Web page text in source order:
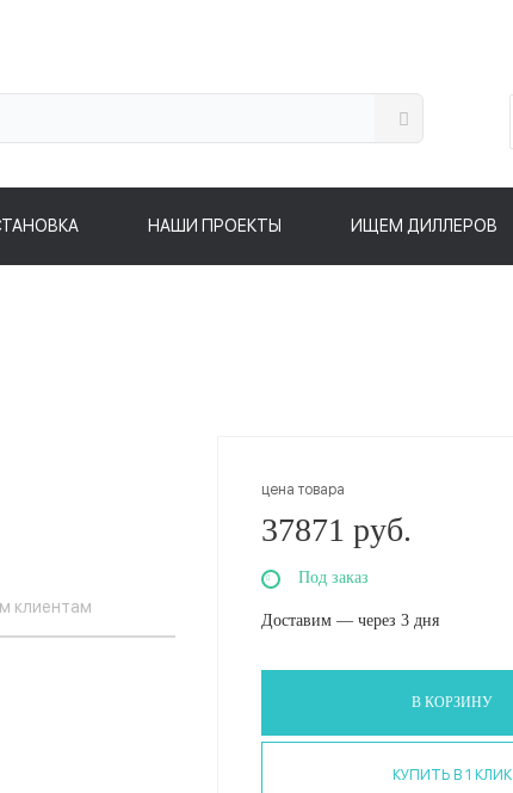
НАШИ ПРОЕКТЫ ИЩЕМ ДИЛЛЕРОВ
цена товара
37871 руб.
Под заказ
Доставим — через 3 дня
В КОРЗИНУ
КУПИТЬ В 1 КЛИК
клиентам